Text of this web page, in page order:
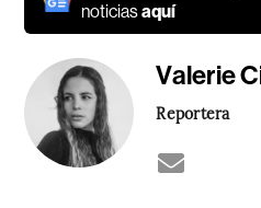
noticiasaquí
Valerie
Reportera